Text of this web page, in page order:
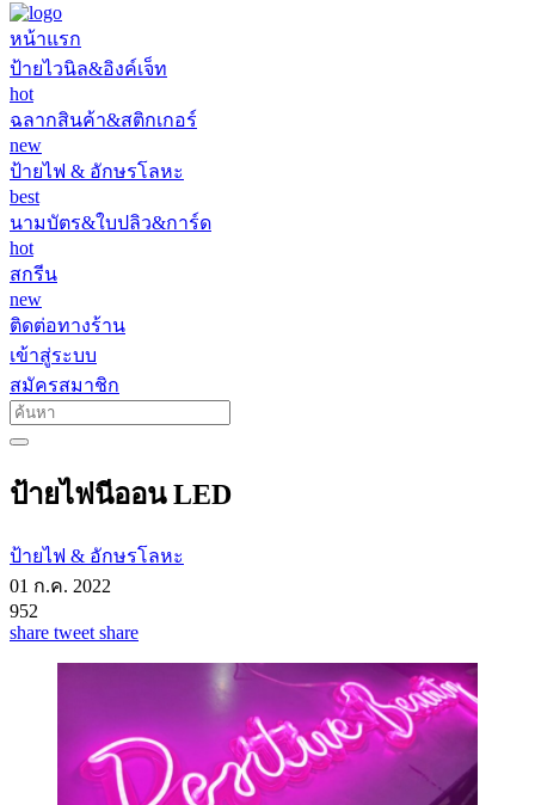
หน้าแรก
ป้ายไวนิล&อิงค์เจ็ท
hot
ฉลากสินค้า&สติกเกอร์
new
ป้ายไฟ & อักษรโลหะ
best
นามบัตร&ใบปลิว&การ์ด
hot
สกรีน
new
ติดต่อทางร้าน
เข้าสู่ระบบ
สมัครสมาชิก
ป้ายไฟนีออน LED
ป้ายไฟ & อักษรโลหะ
01 ก.ค. 2022
952
share tweet share